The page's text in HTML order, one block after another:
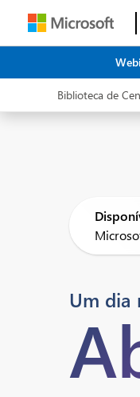
Biblioteca de
Um dia